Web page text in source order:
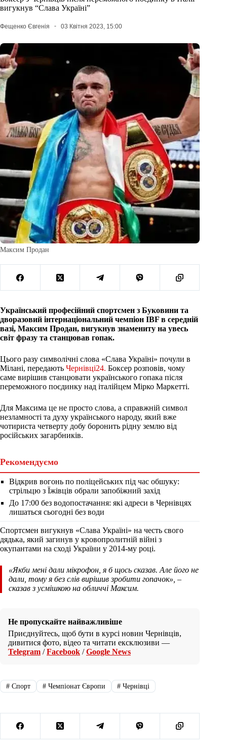
вигукнув “Слава Україні”
Фещенко Євгенія 03 Квітня 2023, 15:00
Максим Продан
Український професійний спортсмен з Буковини та
дворазовий інтернаціональний чемпіон IBF в середній
вазі, Максим Продан, вигукнув знамениту на увесь
світ фразу та станцював гопак.
Цього разу символічні слова «Слава Україні» почули в
Мілані, передають Чернівці24. Боксер розповів, чому
саме вирішив станцювати українського гопака після
переможного поєдинку над італійцем Мірко Маркетті.
Для Максима це не просто слова, а справжній символ
незламності та духу українського народу, який вже
чотириста четверту добу боронить рідну землю від
російських загарбників.
Рекомендуємо
Відкрив вогонь по поліцейських під час обшуку:
стрільцю з Їжівців обрали запобіжний захід
До 17:00 без водопостачання: які адреси в Чернівцях
лишаться сьогодні без води
Спортсмен вигукнув «Слава Україні» на честь свого
дядька, який загинув у кровопролитній війні з
окупантами на сході України у 2014-му році.
«Якби мені дали мікрофон, я б щось сказав. Але його не
дали, тому я без слів вирішив зробити гопачок», –
сказав з усмішкою на обличчі Максим.
Не пропускайте найважливіше
Приєднуйтесь, щоб бути в курсі новин Чернівців,
дивитися фото, відео та читати ексклюзиви —
Telegram /Facebook /Google News
#Спорт #Чемпіонат Європи # Чернівці